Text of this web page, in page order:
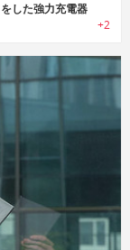
した強力充電器
+2